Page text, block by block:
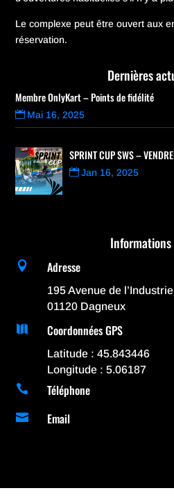
Le complexe peut être ouvert aux
réservation.
Dernières
Membre OnlyKart – Points de fidélité
Mai 16, 2025
SPRINT CUP SWS –
Jan 16, 2025
 Adresse
195 Avenue de l’Industrie
01120 Dagneux
 Coordonnées GPS
Latitude : 45.843446
Longitude : 5.06187
 Téléphone
 Email